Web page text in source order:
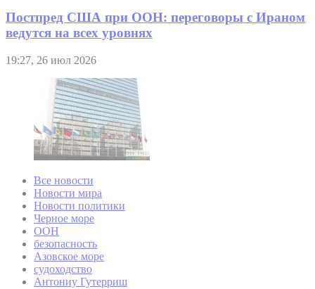
Постпред США при ООН: переговоры с Ираном
ведутся на всех уровнях
19:27, 26 июл 2026
Все новости
Новости мира
Новости политики
Черное море
ООН
безопасность
Азовское море
судоходство
Антониу Гутерриш